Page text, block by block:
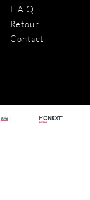
F.A.Q.
Retour
Contact